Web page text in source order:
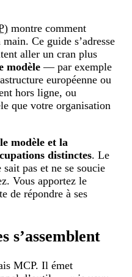
montre comment
Ce guide s’adresse
aller un cran plus
modèle— par exemple
européenne ou
hors ligne, ou
que votre organisation
le modèle et la
distinctes. Le
pas et ne se soucie
Vous apportez le
de répondre à ses
s’assemblent
MCP. Il émet